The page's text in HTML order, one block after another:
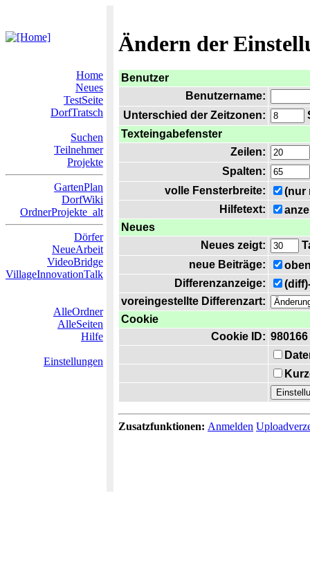
Ändern der
Home
Neues
TestSeite
DorfTratsch
Suchen
Teilnehmer
Projekte
GartenPlan
DorfWiki
OrdnerProjekte_alt
Dörfer
NeueArbeit
VideoBridge
VillageInnovationTalk
AlleOrdner
AlleSeiten
Hilfe
Einstellungen
Benutzer
Benutzername:
Unterschied der Zeitzonen:
Texteingabefenster
Zeilen:
Spalten:
volle Fensterbreite:
(nur
Hilfetext:
Neues
Neues zeigt:
neue Beiträge:
Differenzanzeige:
voreingestellte Differenzart:
Cookie
Cookie ID: 980166
Zusatzfunktionen: Anmelden